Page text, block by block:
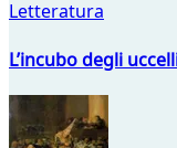
Letteratura
L’incubo degli